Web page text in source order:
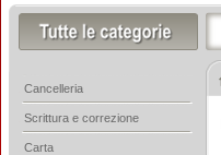
Cancelleria
Scrittura e correzione
Carta